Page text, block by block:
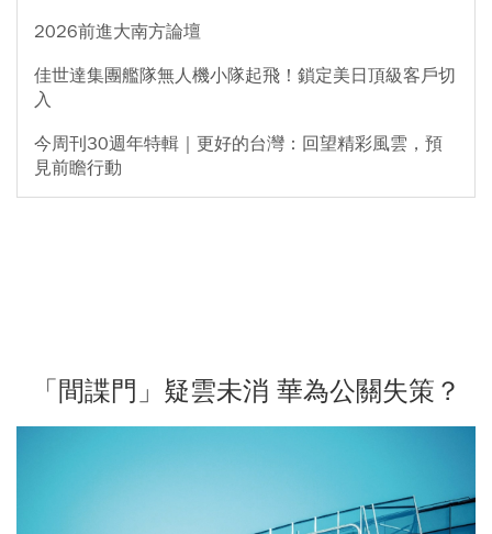
2026前進大南方論壇
佳世達集團艦隊無人機小隊起飛！鎖定美日頂級客戶切
入
今周刊30週年特輯｜更好的台灣：回望精彩風雲，預
見前瞻行動
「間諜門」疑雲未消 華為公關失策？